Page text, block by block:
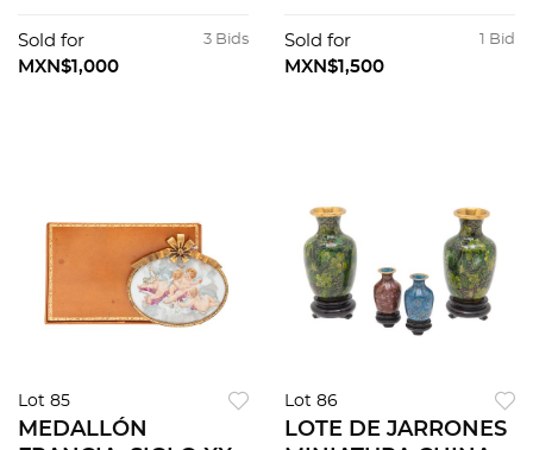
madera, plomo,
otros.
3 Bids
Sold for
MXN$1,000
de: 2 modelos y
escultura, 3 pzs
1 Bid
Sold for
MXN$1,500
Lot 85
MEDALLÓN
Lot 86
LOTE DE JARRONES